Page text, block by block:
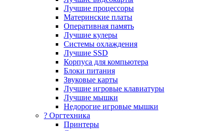
Лучшие процессоры
Материнские платы
Оперативная память
Лучшие кулеры
Системы охлаждения
Лучшие SSD
Корпуса для компьютера
Блоки питания
Звуковые карты
Лучшие игровые клавиатуры
Лучшие мышки
Недорогие игровые мышки
?️ Оргтехника
Принтеры